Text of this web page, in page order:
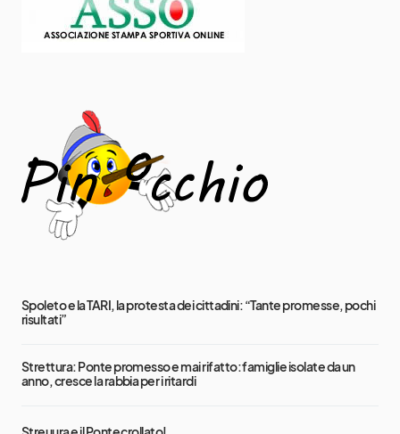
Spoleto e la TARI, la protesta dei cittadini: “Tante promesse, pochi
risultati”
Strettura: Ponte promesso e mai rifatto: famiglie isolate da un
anno, cresce la rabbia per i ritardi